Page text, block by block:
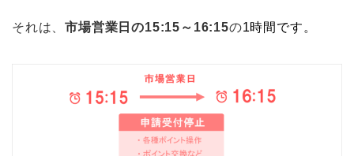
それは、市場営業日の15:15～16:15の1時間です。